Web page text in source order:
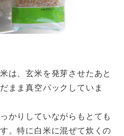
は、玄米を発芽させたあと
まま真空パックしていま
かりしていながらもとても
。特に白米に混ぜて炊くの